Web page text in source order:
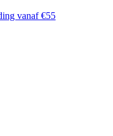
vanaf €55